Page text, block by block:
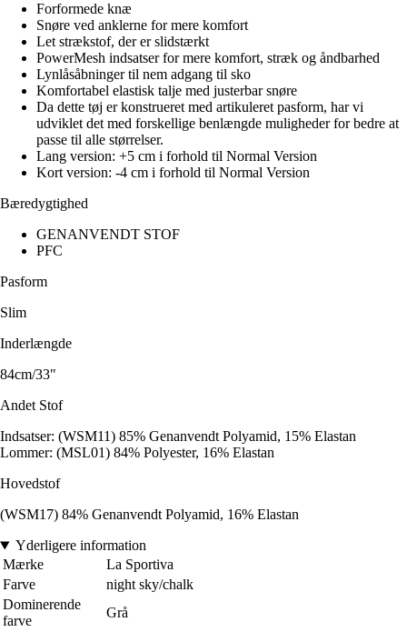
Forformede knæ
Snøre ved anklerne for mere komfort
Let strækstof, der er slidstærkt
PowerMesh indsatser for mere komfort, stræk og åndbarhed
Lynlåsåbninger til nem adgang til sko
Komfortabel elastisk talje med justerbar snøre
Da dette tøj er konstrueret med artikuleret pasform, har vi
udviklet det med forskellige benlængde muligheder for bedre at
passe til alle størrelser.
Lang version: +5 cm i forhold til Normal Version
Kort version: -4 cm i forhold til Normal Version
Bæredygtighed
GENANVENDT STOF
PFC
Pasform
Slim
Inderlængde
84cm/33"
Andet Stof
Indsatser: (WSM11) 85% Genanvendt Polyamid, 15% Elastan
Lommer: (MSL01) 84% Polyester, 16% Elastan
Hovedstof
(WSM17) 84% Genanvendt Polyamid, 16% Elastan
Yderligere information
Mærke
La Sportiva
Farve
night sky/chalk
Dominerende
farve
Grå